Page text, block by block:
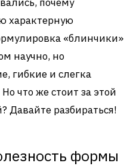
характерную
«блинчики»
научно, но
гибкие и слегка
что же стоит за этой
Давайте разбираться!
формы